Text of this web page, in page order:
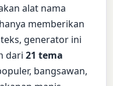
alat nama
memberikan
generator ini
dari21 tema
bangsawan,